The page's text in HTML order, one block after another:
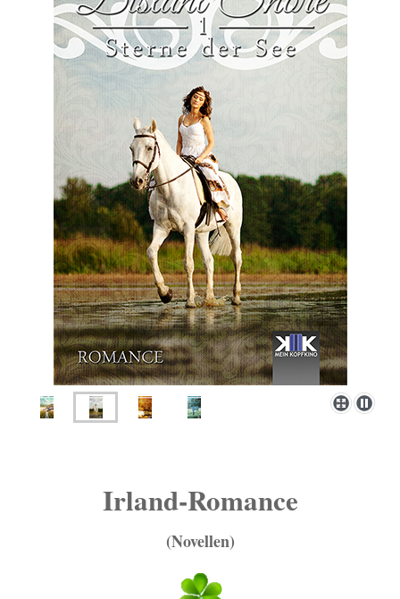
Irland-Romance
(Novellen)